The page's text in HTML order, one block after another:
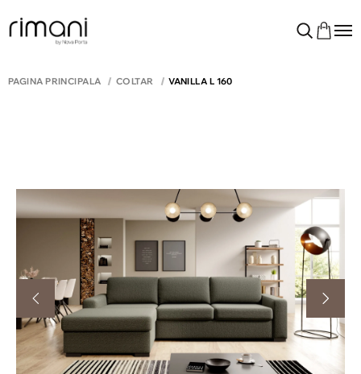
PAGINA PRINCIPALĂ COLTAR VANILLA L 160